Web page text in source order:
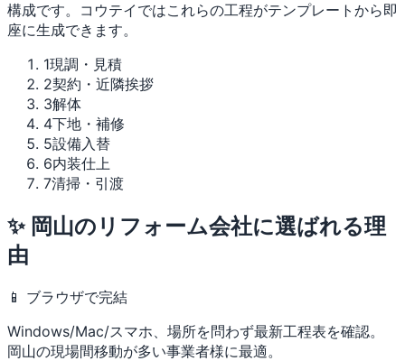
構成です。コウテイではこれらの工程がテンプレートから即
座に生成できます。
1現調・見積
2契約・近隣挨拶
3解体
4下地・補修
5設備入替
6内装仕上
7清掃・引渡
✨ 岡山のリフォーム会社に選ばれる理
由
📱 ブラウザで完結
Windows/Mac/スマホ、場所を問わず最新工程表を確認。
岡山の現場間移動が多い事業者様に最適。